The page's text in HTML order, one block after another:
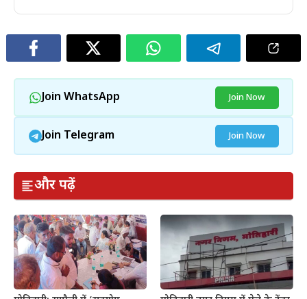
Join WhatsApp Join Now
Join Telegram Join Now
और पढ़ें